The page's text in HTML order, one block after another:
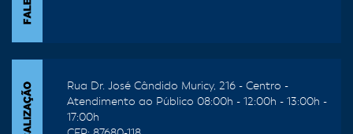
Rua Dr. José Cândido Muricy, 216 - Centro -
Atendimento ao Público 08:00h - 12:00h - 13:00h -
17:00h